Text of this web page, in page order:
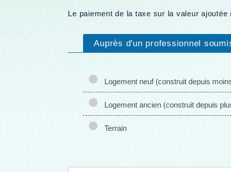
Le paiement de la taxe sur la valeur
Auprès d'un professionnel
Logement neuf (construit depuis
Logement ancien (construit depuis
Terrain